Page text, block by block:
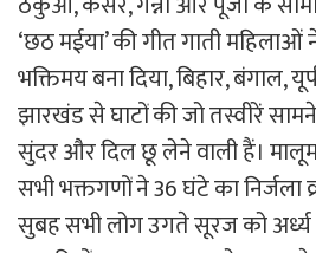
‘छठ मईया’ की गीत गाती
भक्तिमय बना दिया, बिहार, बंगाल,
झारखंड से घाटों की जो तस्वीरें
सुंदर और दिल छू लेने वाली हैं। मालूम
सभी भक्तगणों ने 36 घंटे का
सुबह सभी लोग उगते सूरज को